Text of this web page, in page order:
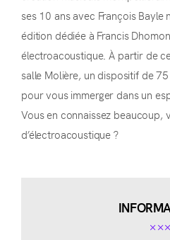
ses 10 ans avec François
édition dédiée à Francis
électroacoustique. À partir de
salle Molière, un dispositif de
pour vous immerger dans un
Vous en connaissez beaucoup,
d’électroacoustique ?